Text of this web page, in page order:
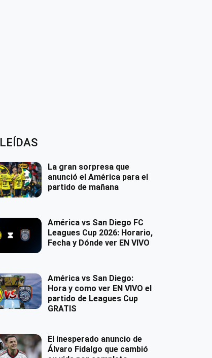
La gran sorpresa que
anunció el América para el
partido de mañana
América vs San Diego FC
Leagues Cup 2026: Horario,
Fecha y Dónde ver EN VIVO
América vs San Diego:
Hora y como ver EN VIVO el
partido de Leagues Cup
GRATIS
El inesperado anuncio de
Álvaro Fidalgo que cambió